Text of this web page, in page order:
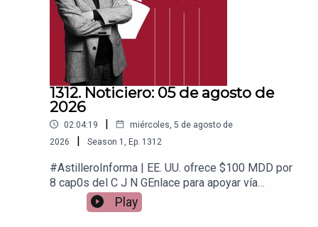
1312. Noticiero: 05 de agosto de
2026
02:04:19 |
miércoles, 5 de agosto de
2026
| Season 1 Ep. 1312
#AstilleroInforma | EE. UU. ofrece $100 MDD por
8 cap0s del C J N GEnlace para apoyar vía
Patreon:https://www.patreon.com/julioastilleroEnl
ace para hacer donaciones vía
Play